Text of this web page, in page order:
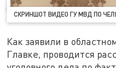
СКРИНШОТ ВИДЕО ГУ МВД ПО
Как заявили в
Главке, проводится